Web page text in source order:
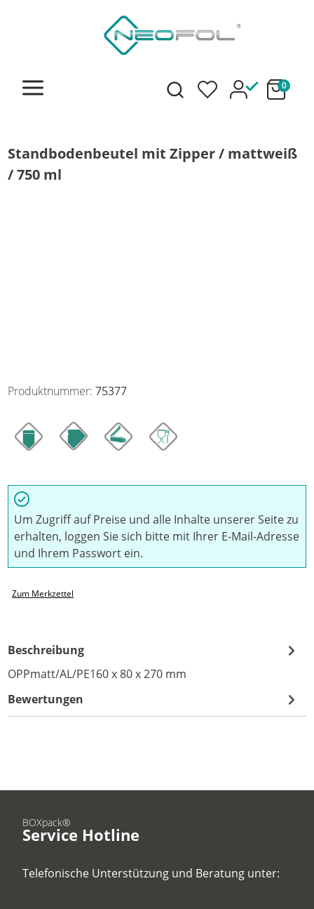
0
Standbodenbeutel mit Zipper / mattweiß
/ 750 ml
Produktnummer:75377
Um Zugriff auf Preise und alle Inhalte unserer Seite zu
erhalten, loggen Sie sich bitte mit Ihrer E-Mail-Adresse
und Ihrem Passwort ein.
Zum Merkzettel
Beschreibung
OPPmatt/AL/PE160 x 80 x 270 mm
Bewertungen
BOXpack®
Service Hotline
Telefonische Unterstützung und Beratung unter: